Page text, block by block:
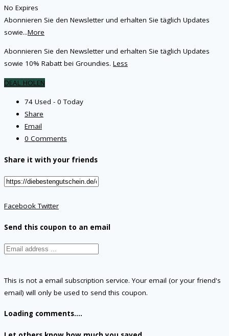
No Expires
Abonnieren Sie den Newsletter und erhalten Sie täglich Updates
sowie...More
Abonnieren Sie den Newsletter und erhalten Sie täglich Updates
sowie 10% Rabatt bei Groundies. Less
DEAL HOLEN
74 Used - 0 Today
Share
Email
0 Comments
Share it with your friends
FacebookTwitter
Send this coupon to an email
This is not a email subscription service. Your email (or your friend's
email) will only be used to send this coupon.
Loading comments....